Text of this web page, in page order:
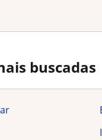
buscadas